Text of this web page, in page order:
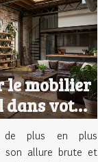
le mobilier
dans votre
?
de plus en plus
son allure brute et